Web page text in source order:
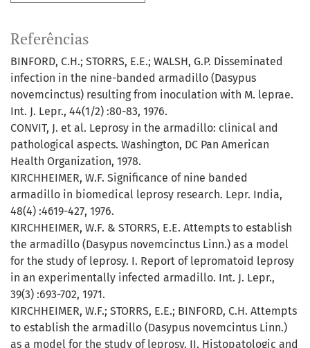
Referências
BINFORD, C.H.; STORRS, E.E.; WALSH, G.P. Disseminated
infection in the nine-banded armadillo (Dasypus
novemcinctus) resulting from inoculation with M. leprae.
Int. J. Lepr., 44(1/2) :80-83, 1976.
CONVIT, J. et al. Leprosy in the armadillo: clinical and
pathological aspects. Washington, DC Pan American
Health Organization, 1978.
KIRCHHEIMER, W.F. Significance of nine banded
armadillo in biomedical leprosy research. Lepr. India,
48(4) :4619-427, 1976.
KIRCHHEIMER, W.F. & STORRS, E.E. Attempts to establish
the armadillo (Dasypus novemcinctus Linn.) as a model
for the study of leprosy. I. Report of lepromatoid leprosy
in an experimentally infected armadillo. Int. J. Lepr.,
39(3) :693-702, 1971.
KIRCHHEIMER, W.F.; STORRS, E.E.; BINFORD, C.H. Attempts
to establish the armadillo (Dasypus novemcintus Linn.)
as a model for the study of leprosy. II. Histopatologic and